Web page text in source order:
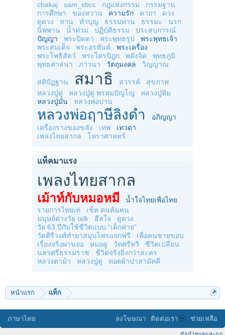
chakaj sam_sbcc กฎแห่งกรรม
กรรมฐาน
การศึกษา
ของหวาน ความรัก คาถา
ดวง
ดูดวง
ทาน ทำบุญ ธรรมทาน ธรรมะ
นรก
นิพพาน
น้ำท่วม ปฏิบัติธรรม
ประสบการณ์
ปัญญา
พระปิดตา พระพุทธรูป
พระพุทธเจ้า
พระสมเด็จ
พระอรหันต์
พระเครื่อง
พระโพธิสัตว์
พระไตรปิฎก พลังจิต
พุทธภูมิ
พุทธศาสนา
ภาวนา วัตถุมงคล วิญญาณ
สติปัฏฐาน สมาธิ สวรรค์
สุขภาพ
หลวงปู่ดู่
หลวงปู่ดู่ พรหมปัญโญ
หลวงปู่ทิม
หลวงปู่มั่น
หลวงพ่อปาน
หลวงพ่อฤาษีลิงดำ
อภิญญา
เครื่องรางของขลัง
เทพ
เทวดา
เพลงไทยสากล
โหราศาสตร์
แท็คมาแรง
เพลงไทยสากล
เม้าท์กับหมอหมี
น้ำใจไทยเพื่อไทย
รายการไทยเท่
เช็ค คนค้นฅน
มนุษย์ต่างวัย talk
ฮีลใจ
ดูดวง
วัย 63 ปีกับใช้ชีวิตแบบ “เด็กค่าย”
วัดคีรีวงศ์ทำยาสมุนไพรแจกฟรี
เพื่อคนชายขอบ
เรื่องจริงผ่านจอ
หมอดู วัดศรีทวี
ชีวิตเปลี่ยน
นครศรีธรรมราช
ชีวิตจริงยิ่งกว่าละคร
หลวงตาม้า
หลวงปู่ดู่ ทอดผ้าป่าสามัคคี
หน้าแรก แท็ก
ภาษาไทย ลงโฆษณา ติดต่อเรา ช่วยเหลือ